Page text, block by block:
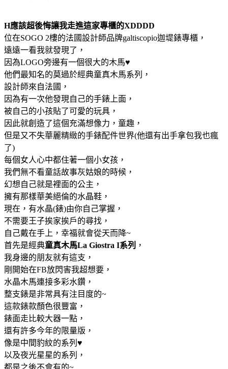
H應該超後悔讓我走進這家專櫃的XDDDD
位在SOGO 2樓的法國設計師品牌galtiscopio迦堤錶專櫃，
遠遠一看我就發現了，
因為LOGO旁邊有一個很大的木馬♥
他們最知名的莫過於經典童真木馬系列，
設計師來自法國，
因為有一次他發現自己的手錶上面，
被自己的小孩貼了可愛的玩具，
因此就創造了這個充滿想像力，童趣，
但是又不失華麗精緻的手錶配件世界(他還有出手拿包我也瘋
了)
每個女人心中都住著一個小女孩，
我們無不看童話故事灰姑娘的時候，
幻想自己就是裡面的公主，
擁有那樣華美絕倫的水晶鞋，
現在，有水晶(錶)由你自己掌握，
不需要王子挨家挨戶的尋找，
自己戴在手上，幸福就會從天而降~
首先是經典童真木馬La Giostra I系列 ，
我身邊的朋友就有這支，
剛開始在FB放閃害我超想要，
水晶木馬連接多彩水鑽，
整支錶是非常具有注目度的~
這款錶款顏色很豐富，
錶面走比較大器一點，
還有許多今年的限量版，
像是中間豹紋的系列♥
以及夜光星星的系列，
都是之後不會有的~